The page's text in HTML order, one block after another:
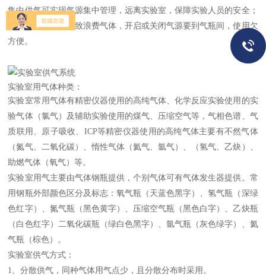
集中供气可实现气源集中管理，远离实验室，保障实验人员的安全；
但供气管道长，导致浪费气体，开启或关闭气源要到气瓶间，使用欠
方便。
实验室用气体种类：
实验室常用气体有精密仪器使用的高纯气体、化学反应实验使用的实
验气体（氯气）及辅助实验使用的煤气、压缩空气等，气相色谱、气
质联用、原子吸收、ICP等精密仪器使用的高纯气体主要有不然气体
（氮气、二氧化碳）、惰性气体（氦气、氩气）、（氢气、乙炔）、
助燃气体（氧气）等。
实验室用气主要由气体钢瓶提供，个别气体可有气体发生器提供。常
用钢瓶外部颜色区分及标志：氧气瓶（天蓝色黑字）、氢气瓶（深绿
色红字）、氮气瓶（黑色黄字）、压缩空气瓶（黑色白字）、乙炔瓶
（白色红字）二氧化碳瓶（绿白色黑字）、氩气瓶（灰色绿字）、氦
气瓶（棕色）。
实验室供气方式：
1、分散供气，同种气体用气点少，且分散分布时采用。